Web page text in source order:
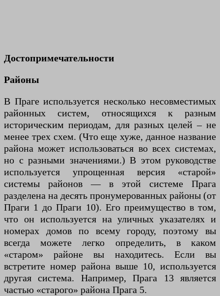
Достопримечательности
Районы
В Праге используется несколько несовместимых
районных систем, относящихся к разным
историческим периодам, для разных целей – не
менее трех схем. (Что еще хуже, данное название
района может использоваться во всех системах,
но с разными значениями.) В этом руководстве
используется упрощенная версия «старой»
системы районов — в этой системе Прага
разделена на десять пронумерованных районы (от
Праги 1 до Праги 10). Его преимущество в том,
что он используется на уличных указателях и
номерах домов по всему городу, поэтому вы
всегда можете легко определить, в каком
«старом» районе вы находитесь. Если вы
встретите номер района выше 10, используется
другая система. Например, Прага 13 является
частью «старого» района Прага 5.